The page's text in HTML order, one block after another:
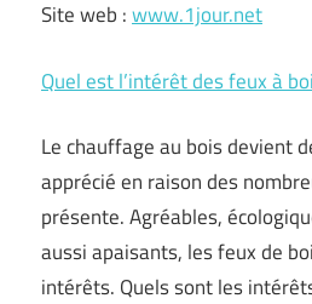
Site web :www.1jour.net
Quel est l’intérêt des feux à
Le chauffage au bois devient
apprécié en raison des
présente. Agréables,
aussi apaisants, les feux de
intérêts. Quels sont les